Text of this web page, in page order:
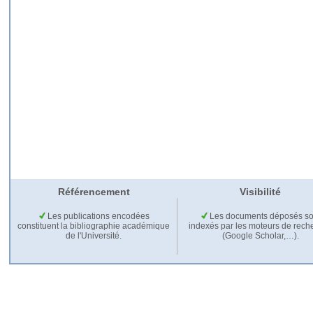
Référencement Visibilité
Les publications encodées
constituent la bibliographie académique
de l'Université.
Les documents déposés
indexés par les moteurs de
(Google Scholar,…).